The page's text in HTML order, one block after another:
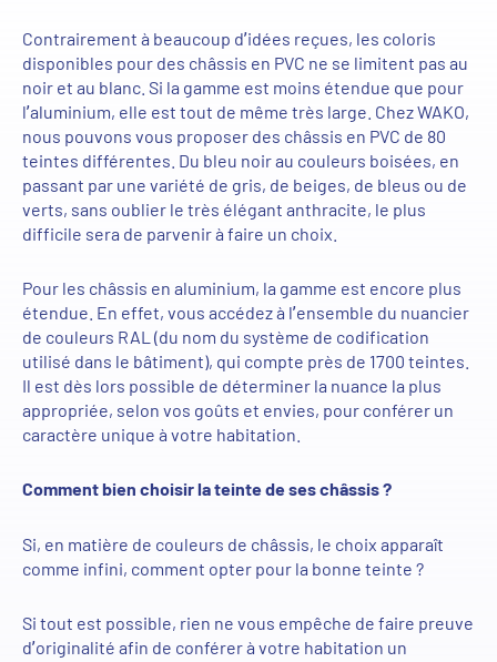
Contrairement à beaucoup d’idées reçues, les coloris
disponibles pour des châssis en PVC ne se limitent pas au
noir et au blanc. Si la gamme est moins étendue que pour
l’aluminium, elle est tout de même très large. Chez WAKO,
nous pouvons vous proposer des châssis en PVC de 80
teintes différentes. Du bleu noir au couleurs boisées, en
passant par une variété de gris, de beiges, de bleus ou de
verts, sans oublier le très élégant anthracite, le plus
difficile sera de parvenir à faire un choix.
Pour les châssis en aluminium, la gamme est encore plus
étendue . En effet, vous accédez à l’ensemble du nuancier
de couleurs RAL (du nom du système de codification
utilisé dans le bâtiment), qui compte près de 1700 teintes.
Il est dès lors possible de déterminer la nuance la plus
appropriée, selon vos goûts et envies, pour conférer un
caractère unique à votre habitation.
Comment bien choisir la teinte de ses châssis ?
Si, en matière de couleurs de châssis, le choix apparaît
comme infini, comment opter pour la bonne teinte ?
Si tout est possible, rien ne vous empêche de faire preuve
d’originalité afin de conférer à votre habitation un